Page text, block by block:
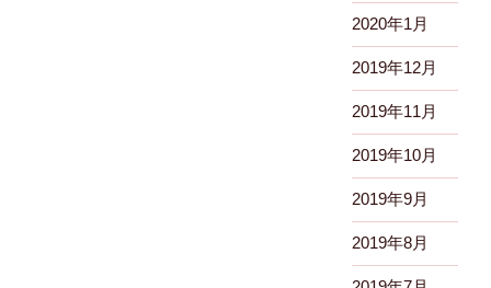
2020年1月
2019年12月
2019年11月
2019年10月
2019年9月
2019年8月